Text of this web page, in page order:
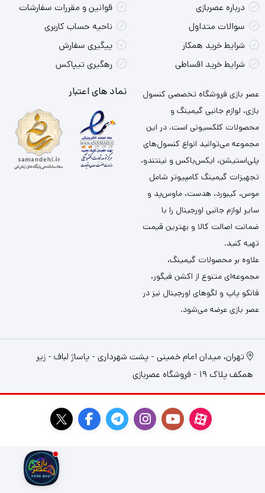
درباره عصربازی
سوالات متداول
شرایط خرید همکار
شرایط خرید اقساطی
قوانین و مقررات سفارشات
ناحیه حساب کاربری
پیگیری سفارش
رهگیری تیپاکس
عصر بازی فروشگاه تخصصی کنسول
بازی، لوازم جانبی گیمینگ و
محصولات کلکسیونی است. در این
مجموعه می‌توانید انواع کنسول‌های
پلی‌استیشن، ایکس‌باکس و نینتندو،
تجهیزات گیمینگ کامپیوتر شامل
موس، کیبورد، هدست، ماوس‌پد و
سایر لوازم جانبی اورجینال را با
ضمانت اصالت کالا و بهترین قیمت
تهیه کنید.
علاوه بر محصولات گیمینگ،
مجموعه‌ای متنوع از اکشن فیگور،
فانکو پاپ و لگوهای اورجینال نیز در
عصر بازی عرضه می‌شود.
نماد های اعتبار
تهران، میدان امام خمینی - پشت شهرداری - پاساژ لباف - زیر
همکف پلاک 19 - فروشگاه عصربازی